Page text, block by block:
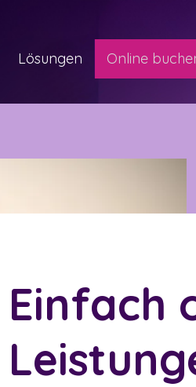
Lösungen Online
Einfach